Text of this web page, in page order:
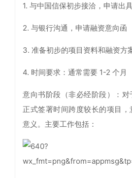
1. 与中国信保初步接洽，申请出
2. 与银行沟通，申请融资意向函
3. 准备初步的项目资料和融资方
4. 时间要求：通常需要 1-2 个月
意向书阶段（非必经阶段）：对
正式签署时间跨度较长的项目
意义。主要工作包括：